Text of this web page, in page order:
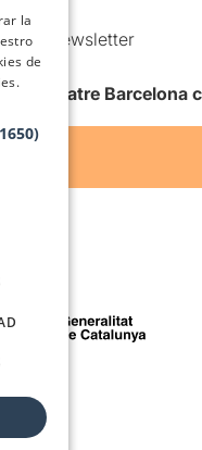
y Newsletter
de Teatre
la
de